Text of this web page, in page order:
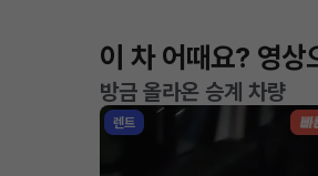
이 차 어때요? 영상
방금 올라온 승계 차량
렌트